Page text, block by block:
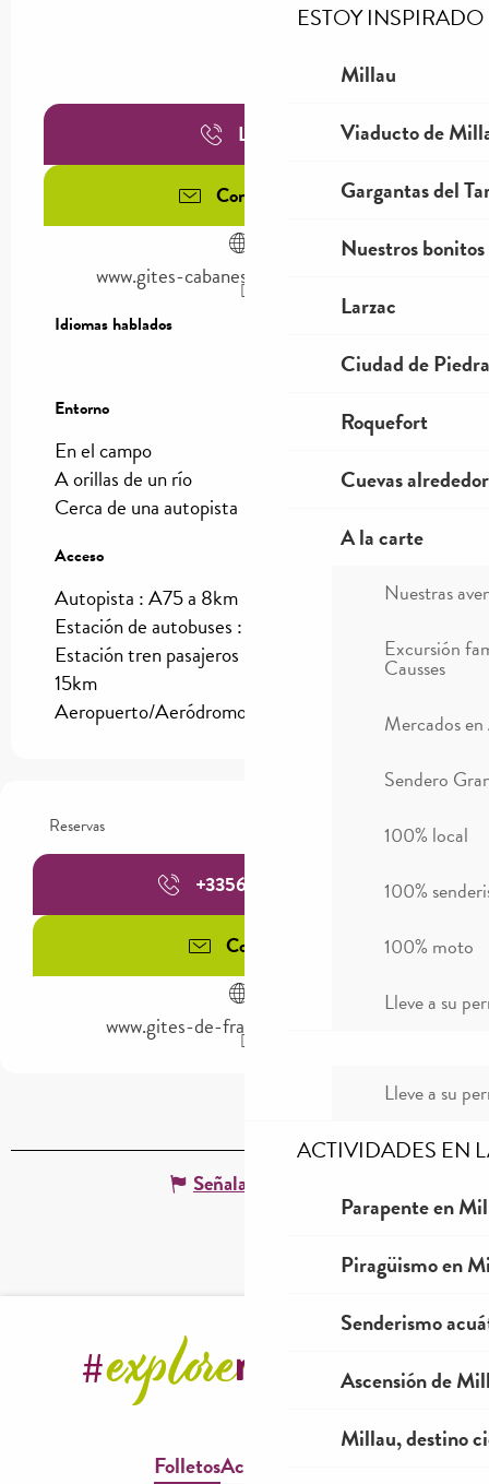
ESTOY INSPIRADO
Millau
Viaducto de
Gargantas del
Nuestros
Larzac
Ciudad de Piedra
Roquefort
Cuevas
A la carte
Nuestras
Excursión
Causses
Mercados
Sendero
100% local
100%
100% moto
Lleve a su
Lleve a su
ACTIVIDADES EN
Parapente en
Piragüismo en
Senderismo
Ascensión de
Millau, destino
Llamar
Contáctenos
www.gites-cabanes-spa-aveyron.com
Idiomas hablados
Idiomas hablados
Entorno
Entorno
En el campo
A orillas de un río
Cerca de una autopista
Acceso
Acceso
Autopista : A75 a 8km
Estación de autobuses : Millau a 15km
Estación tren pasajeros (SNCF) : Millau a
15km
Aeropuerto/Aeródromo : Rodez a 85km
Reservas
+335657555
Contacter
www.gites-de-france-aveyron.com
Señalar un error
FolletosAccesibilidad